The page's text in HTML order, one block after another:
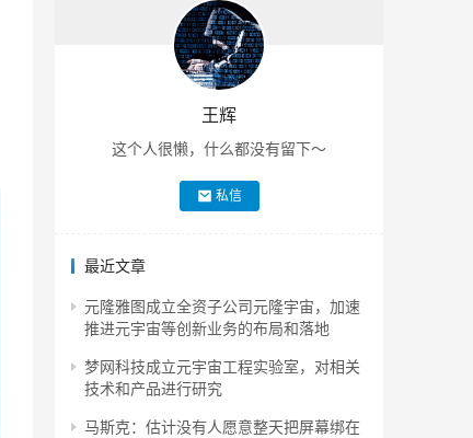
王辉
这个人很懒，什么都没有留下～
私信
最近文章
元隆雅图成立全资子公司元隆宇宙，加速
推进元宇宙等创新业务的布局和落地
梦网科技成立元宇宙工程实验室，对相关
技术和产品进行研究
马斯克：估计没有人愿意整天把屏幕绑在